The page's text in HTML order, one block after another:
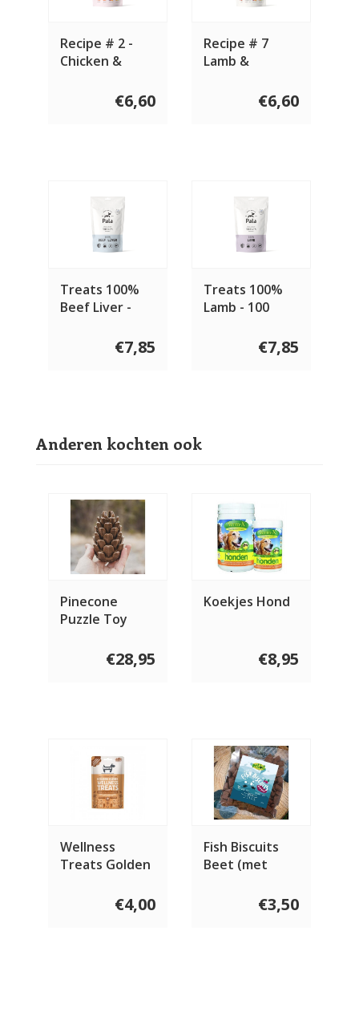
Recipe # 2 -
Chicken &
€6,60
Recipe # 7
Lamb &
€6,60
Treats 100%
Beef Liver -
€7,85
Treats 100%
Lamb - 100
€7,85
Anderen kochten ook
Pinecone
Puzzle Toy
€28,95
Koekjes Hond
€8,95
Wellness
Treats Golden
€4,00
Fish Biscuits
Beet (met
€3,50